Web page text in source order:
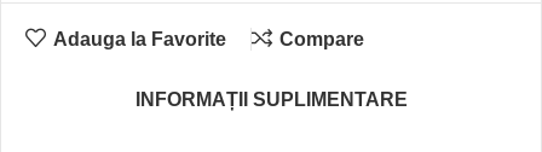
Adauga la Favorite Compare
INFORMAȚII SUPLIMENTARE